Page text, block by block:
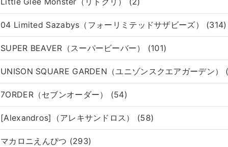
04 Limited Sazabys（フォーリミテッドサザビーズ） (314)
SUPER BEAVER（スーパービーバー） (101)
UNISON SQUARE GARDEN（ユニゾンスクエアガーデン）
7ORDER（セブンオーダー） (54)
[Alexandros]（アレキサンドロス） (58)
マカロニえんぴつ (293)